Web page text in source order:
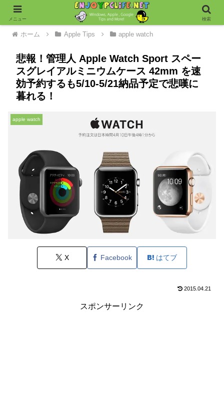
ホーム Apple Tips apple watch
悲報！管理人 Apple Watch Sport スペー
スグレイアルミニウムケース 42mm を速
効予約するも5/10-5/21納品予定で悲嘆に
暮れる！
apple watch
X Facebook はてブ
2015.04.21
スポンサーリンク
メニュー 検索